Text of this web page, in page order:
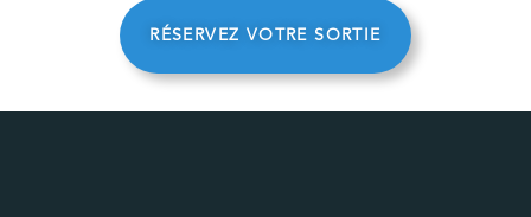
RÉSERVEZ VOTRE SORTIE